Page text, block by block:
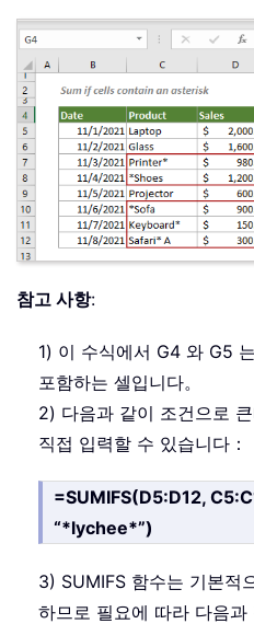
참고 사항:
1) 이 수식에서 G4 와 G5
포함하는 셀입니다。
2) 다음과 같이 조건으로
직접 입력할 수 있습니다：
=SUMIFS(D5:D12,
“*lychee*”)
3) SUMIFS 함수는 기본적
하므로 필요에 따라 다음